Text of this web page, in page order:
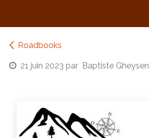
Roadbooks
21 juin 2023 par Baptiste Gheysen